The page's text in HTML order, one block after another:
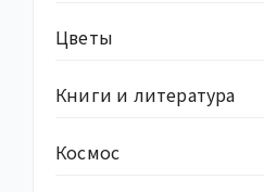
Цветы
Книги и литература
Космос